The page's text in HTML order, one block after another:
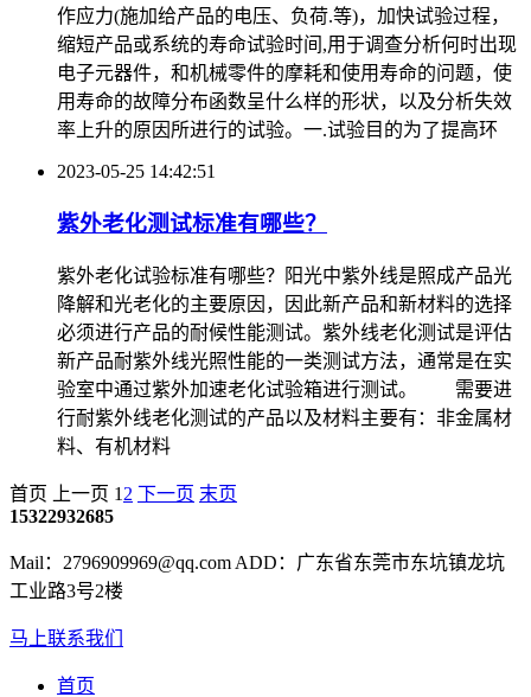
作应力(施加给产品的电压、负荷.等)，加快试验过程，
缩短产品或系统的寿命试验时间,用于调查分析何时出现
电子元器件，和机械零件的摩耗和使用寿命的问题，使
用寿命的故障分布函数呈什么样的形状，以及分析失效
率上升的原因所进行的试验。一.试验目的为了提高环
2023-05-25 14:42:51
紫外老化测试标准有哪些？
紫外老化试验标准有哪些？阳光中紫外线是照成产品光
降解和光老化的主要原因，因此新产品和新材料的选择
必须进行产品的耐候性能测试。紫外线老化测试是评估
新产品耐紫外线光照性能的一类测试方法，通常是在实
验室中通过紫外加速老化试验箱进行测试。 需要进
行耐紫外线老化测试的产品以及材料主要有：非金属材
料、有机材料
首页 上一页 1 2 下一页 末页
15322932685
Mail：2796909969@qq.com ADD：广东省东莞市东坑镇龙坑
工业路3号2楼
马上联系我们
首页